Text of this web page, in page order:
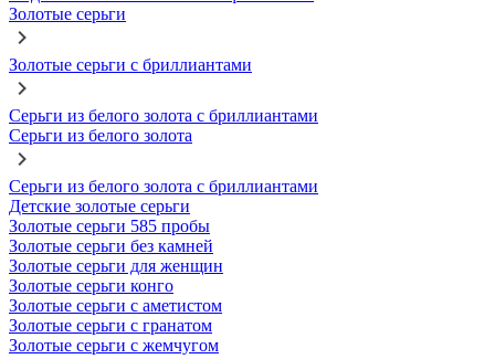
Золотые серьги
Золотые серьги с бриллиантами
Серьги из белого золота с бриллиантами
Серьги из белого золота
Серьги из белого золота с бриллиантами
Детские золотые серьги
Золотые серьги 585 пробы
Золотые серьги без камней
Золотые серьги для женщин
Золотые серьги конго
Золотые серьги с аметистом
Золотые серьги с гранатом
Золотые серьги с жемчугом